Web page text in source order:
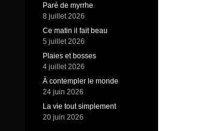
Paré de myrrhe
8 juillet 2026
Ce matin il fait beau
5 juillet 2026
Plaies et bosses
4 juillet 2026
À contempler le monde
24 juin 2026
La vie tout simplement
20 juin 2026